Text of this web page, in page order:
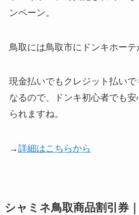
ンペーン。
鳥取には鳥取市にドンキホーテ
現金払いでもクレジット払い
なるので、ドンキ初心者でも
られますね。
→詳細はこちらから
シャミネ鳥取商品割引券